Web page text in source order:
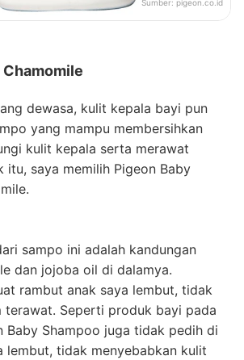
Sumber: pigeon.co.id
Chamomile
dewasa, kulit kepala bayi pun
yang mampu membersihkan
kulit kepala serta merawat
itu, saya memilih Pigeon Baby
sampo ini adalah kandungan
dan jojoba oil di dalamya.
rambut anak saya lembut, tidak
terawat. Seperti produk bayi pada
Baby Shampoo juga tidak pedih di
lembut, tidak menyebabkan kulit